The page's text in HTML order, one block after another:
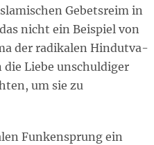
Gebetsreim in
nicht ein Beispiel von
der radikalen Hindutva-
die Liebe unschuldiger
um sie zu
Funkensprung ein